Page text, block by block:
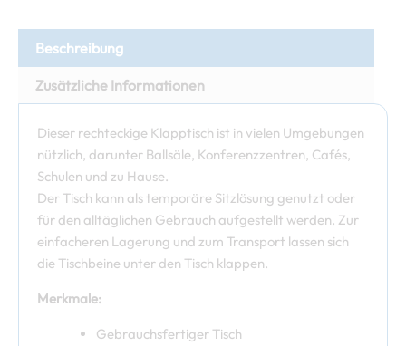
Beschreibung
Zusätzliche Informationen
Dieser rechteckige Klapptisch ist in vielen Umgebungen
nützlich, darunter Ballsäle, Konferenzzentren, Cafés,
Schulen und zu Hause.
Der Tisch kann als temporäre Sitzlösung genutzt oder
für den alltäglichen Gebrauch aufgestellt werden. Zur
einfacheren Lagerung und zum Transport lassen sich
die Tischbeine unter den Tisch klappen.
Merkmale:
Gebrauchsfertiger Tisch